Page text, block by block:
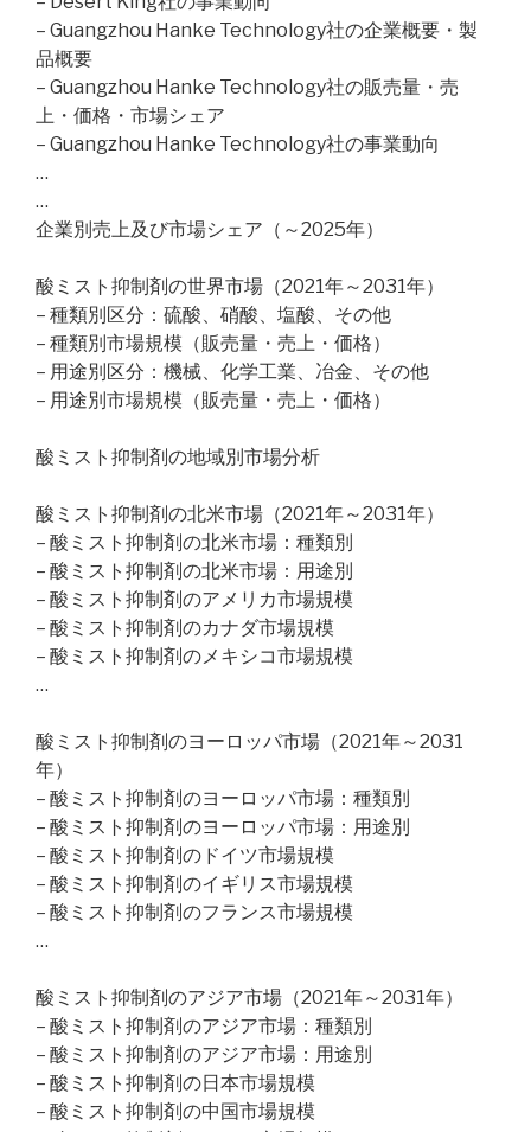
– Guangzhou Hanke Technology社の企業概要・製
品概要
– Guangzhou Hanke Technology社の販売量・売
上・価格・市場シェア
– Guangzhou Hanke Technology社の事業動向
…
…
企業別売上及び市場シェア（～2025年）
酸ミスト抑制剤の世界市場（2021年～2031年）
– 種類別区分：硫酸、硝酸、塩酸、その他
– 種類別市場規模（販売量・売上・価格）
– 用途別区分：機械、化学工業、冶金、その他
– 用途別市場規模（販売量・売上・価格）
酸ミスト抑制剤の地域別市場分析
酸ミスト抑制剤の北米市場（2021年～2031年）
– 酸ミスト抑制剤の北米市場：種類別
– 酸ミスト抑制剤の北米市場：用途別
– 酸ミスト抑制剤のアメリカ市場規模
– 酸ミスト抑制剤のカナダ市場規模
– 酸ミスト抑制剤のメキシコ市場規模
…
酸ミスト抑制剤のヨーロッパ市場（2021年～2031
年）
– 酸ミスト抑制剤のヨーロッパ市場：種類別
– 酸ミスト抑制剤のヨーロッパ市場：用途別
– 酸ミスト抑制剤のドイツ市場規模
– 酸ミスト抑制剤のイギリス市場規模
– 酸ミスト抑制剤のフランス市場規模
…
酸ミスト抑制剤のアジア市場（2021年～2031年）
– 酸ミスト抑制剤のアジア市場：種類別
– 酸ミスト抑制剤のアジア市場：用途別
– 酸ミスト抑制剤の日本市場規模
– 酸ミスト抑制剤の中国市場規模